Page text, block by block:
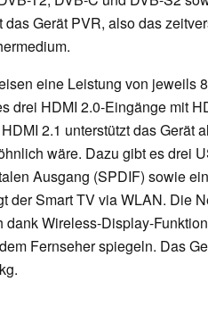
Gerät PVR, also das
eine Leistung von jeweils
drei HDMI 2.0-Eingänge mit
2.1 unterstützt das Gerät
wäre. Dazu gibt es drei
Ausgang (SPDIF) sowie
der Smart TV via WLAN. Die
Wireless-Display-
Fernseher spiegeln. Das